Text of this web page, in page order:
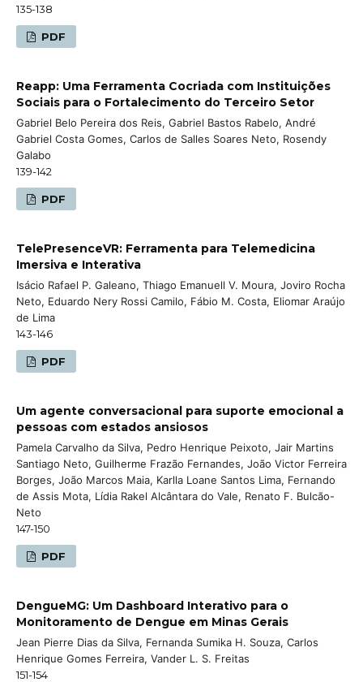
135-138
PDF
Reapp: Uma Ferramenta Cocriada com Instituições
Sociais para o Fortalecimento do Terceiro Setor
Gabriel Belo Pereira dos Reis, Gabriel Bastos Rabelo, André
Gabriel Costa Gomes, Carlos de Salles Soares Neto, Rosendy
Galabo
139-142
PDF
TelePresenceVR: Ferramenta para Telemedicina
Imersiva e Interativa
Isácio Rafael P. Galeano, Thiago Emanuell V. Moura, Joviro Rocha
Neto, Eduardo Nery Rossi Camilo, Fábio M. Costa, Eliomar Araújo
de Lima
143-146
PDF
Um agente conversacional para suporte emocional a
pessoas com estados ansiosos
Pamela Carvalho da Silva, Pedro Henrique Peixoto, Jair Martins
Santiago Neto, Guilherme Frazão Fernandes, João Victor Ferreira
Borges, João Marcos Maia, Karlla Loane Santos Lima, Fernando
de Assis Mota, Lídia Rakel Alcântara do Vale, Renato F. Bulcão-
Neto
147-150
PDF
DengueMG: Um Dashboard Interativo para o
Monitoramento de Dengue em Minas Gerais
Jean Pierre Dias da Silva, Fernanda Sumika H. Souza, Carlos
Henrique Gomes Ferreira, Vander L. S. Freitas
151-154